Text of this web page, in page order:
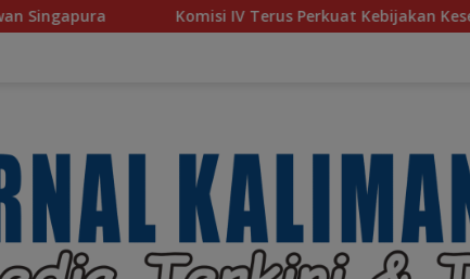
IV Terus Perkuat Kebijakan Kesejahteraan Rakyat